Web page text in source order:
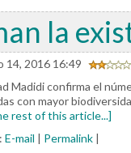
la
14, 2016 16:49
Madidi confirma el
con mayor
rest of this article...]
E-mail | Permalink |